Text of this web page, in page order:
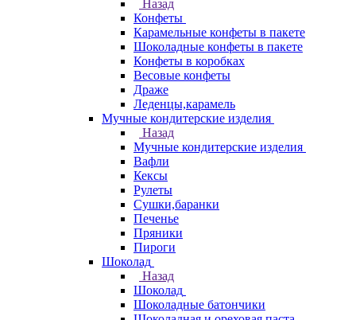
Назад
Конфеты
Карамельные конфеты в пакете
Шоколадные конфеты в пакете
Конфеты в коробках
Весовые конфеты
Драже
Леденцы,карамель
Мучные кондитерские изделия
Назад
Мучные кондитерские изделия
Вафли
Кексы
Рулеты
Сушки,баранки
Печенье
Пряники
Пироги
Шоколад
Назад
Шоколад
Шоколадные батончики